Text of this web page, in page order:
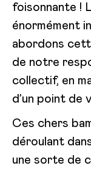
foisonnante !
énormément
abordons
de notre
collectif, en
d’un point de
Ces chers
déroulant
une sorte de